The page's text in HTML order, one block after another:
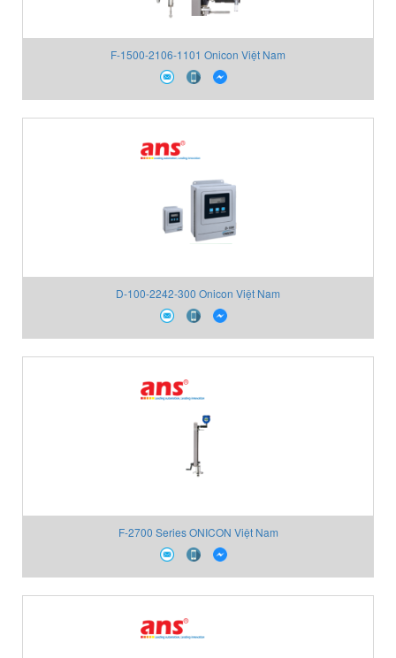
F-1500-2106-1101 Onicon Việt Nam
D-100-2242-300 Onicon Việt Nam
F-2700 Series ONICON Việt Nam